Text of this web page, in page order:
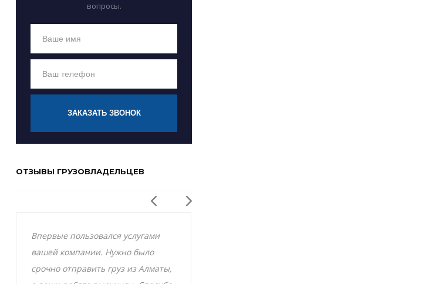
вопросы.
ЗАКАЗАТЬ ЗВОНОК
ОТЗЫВЫ ГРУЗОВЛАДЕЛЬЦЕВ
Впервые пользовался услугами
вашей компании. Нужно было
срочно отправить груз из Алматы,